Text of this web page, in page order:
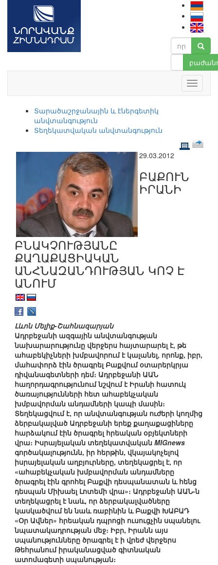
Տարածաշրջանային և էներգետիկ
անվտանգություն
Տեղեկատվական անվտանգություն
29.03.2012
ԲԱՔՈՒՆ
ԻՐԱՆԻ
ԲՆԱԿՉՈՒԹՅԱՆԸ
ՔԱՂԱՔԱՑԻԱԿԱՆ
ԱՆՀՆԱԶԱՆԴՈՒԹՅԱՆ ԿՈՉ Է
ԱՆՈՒՄ
Լևոն Մելիք-Շահնազարյան
Ադրբեջանի ազգային անվտանգության
նախարարությունը վերջերս հայտարարել է, թե
ահաբեկիչների խմբավորում է կալանել, որոնք, իբր,
մահափորձ էին ծրագրել Բաքվում օտարերկրյա
դիվանագետների դեմ։ Ադրբեջանի ԱԱՆ
հաղորդագրությունում նշվում է Իրանի հատուկ
ծառայությունների հետ ահաբեկչական
խմբավորման անդամների կապի մասին։
Տեղեկացվում է, որ անվտանգության ուժերի կողմից
ձերբակալված Ադրբեջանի երեք քաղաքացիները
հարձակում էին ծրագրել հրեական օբյեկտների
վրա։ Իսրայելական տեղեկատվական MIGnews
գործակալությունն, իր հերթին, վկայակոչելով
իսրայելական աղբյուրները, տեղեկացրել է, որ
«ահաբեկչական խմբավորման անդամները
ծրագրել էին գրոհել Բաքվի դեսպանատան և հենց
դեսպան Միխաել Լոտեմի վրա»։ Ադրբեջանի ԱԱՆ-ն
տեղեկացրել է նաև, որ ձերբակալվածները
կասկածվում են նաև ռաբինին և Բաքվի ԽԱԲԱԴ
«Օր Ավներ» հրեական դպրոցի ուսուցչին սպանելու
նպատակադրության մեջ։ Իբր, Իրանն այս
սպանությունները ծրագրել է ի վրեժ վերջերս
Թեհրանում իրականացված գիտնական
ատոմագետի սպանության։